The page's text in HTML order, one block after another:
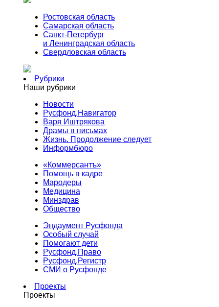
Ростовская область
Самарская область
Санкт-Петербург
и Ленинградская область
Свердловская область
Рубрики
Наши рубрики
Новости
Русфонд.Навигатор
Варя Иштрякова
Драмы в письмах
Жизнь. Продолжение следует
Информбюро
«Коммерсантъ»
Помощь в кадре
Мародеры
Медицина
Минздрав
Общество
Эндаумент Русфонда
Особый случай
Помогают дети
Русфонд.Право
Русфонд.Регистр
СМИ о Русфонде
Проекты
Проекты